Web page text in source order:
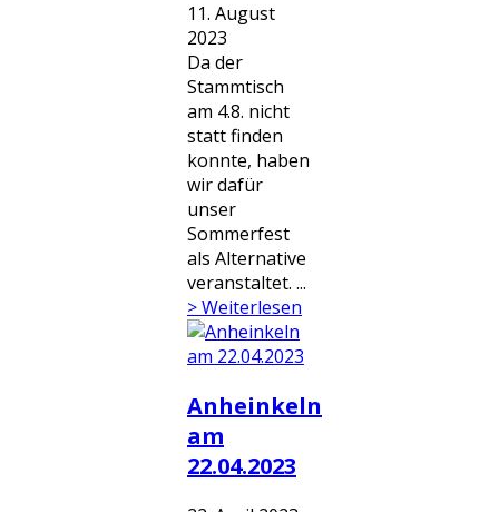
11. August
2023
Da der
Stammtisch
am 4.8. nicht
statt finden
konnte, haben
wir dafür
unser
Sommerfest
als Alternative
veranstaltet. ...
> Weiterlesen
Anheinkeln
am
22.04.2023